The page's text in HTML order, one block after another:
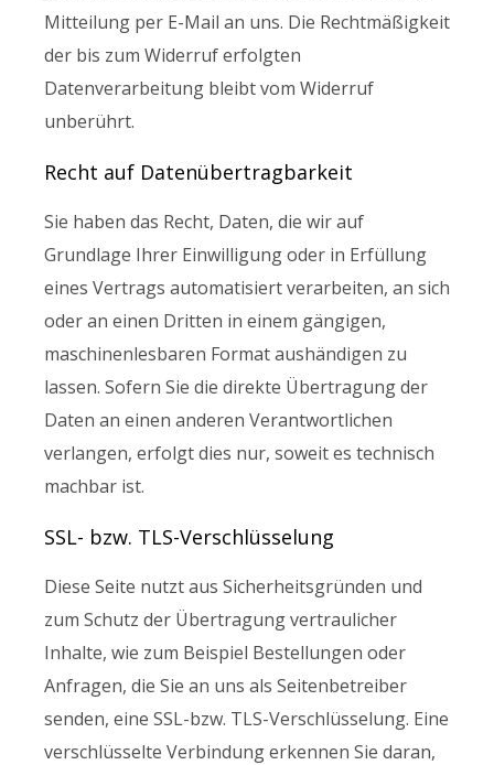
Mitteilung per E-Mail an uns. Die Rechtmäßigkeit
der bis zum Widerruf erfolgten
Datenverarbeitung bleibt vom Widerruf
unberührt.
Recht auf Datenübertragbarkeit
Sie haben das Recht, Daten, die wir auf
Grundlage Ihrer Einwilligung oder in Erfüllung
eines Vertrags automatisiert verarbeiten, an sich
oder an einen Dritten in einem gängigen,
maschinenlesbaren Format aushändigen zu
lassen. Sofern Sie die direkte Übertragung der
Daten an einen anderen Verantwortlichen
verlangen, erfolgt dies nur, soweit es technisch
machbar ist.
SSL- bzw. TLS-Verschlüsselung
Diese Seite nutzt aus Sicherheitsgründen und
zum Schutz der Übertragung vertraulicher
Inhalte, wie zum Beispiel Bestellungen oder
Anfragen, die Sie an uns als Seitenbetreiber
senden, eine SSL-bzw. TLS-Verschlüsselung. Eine
verschlüsselte Verbindung erkennen Sie daran,